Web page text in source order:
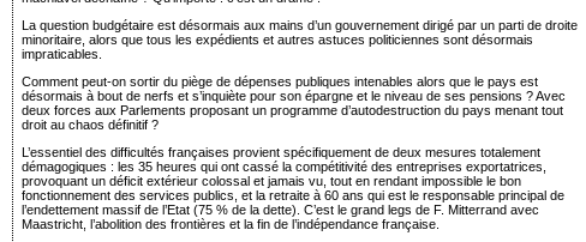
La question budgétaire est désormais aux mains d’un gouvernement dirigé par un parti de droite
minoritaire, alors que tous les expédients et autres astuces politiciennes sont désormais
impraticables.
Comment peut-on sortir du piège de dépenses publiques intenables alors que le pays est
désormais à bout de nerfs et s’inquiète pour son épargne et le niveau de ses pensions ? Avec
deux forces aux Parlements proposant un programme d’autodestruction du pays menant tout
droit au chaos définitif ?
L’essentiel des difficultés françaises provient spécifiquement de deux mesures totalement
démagogiques : les 35 heures qui ont cassé la compétitivité des entreprises exportatrices,
provoquant un déficit extérieur colossal et jamais vu, tout en rendant impossible le bon
fonctionnement des services publics, et la retraite à 60 ans qui est le responsable principal de
l’endettement massif de l’Etat (75 % de la dette). C’est le grand legs de F. Mitterrand avec
Maastricht, l’abolition des frontières et la fin de l’indépendance française.